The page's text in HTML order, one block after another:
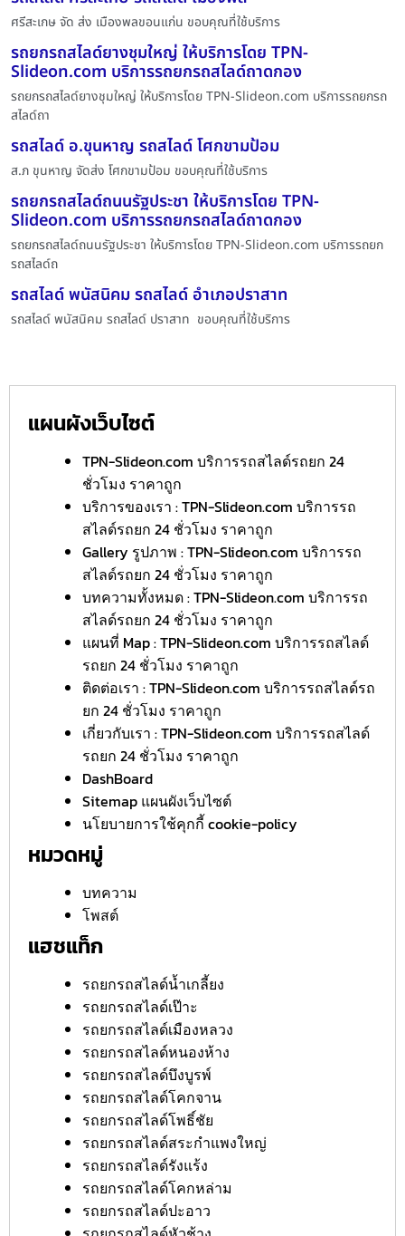
ศรีสะเกษ จัด ส่ง เมืองพลขอนแก่น ขอบคุณที่ใช้บริการ
รถยกรถสไลด์ยางชุมใหญ่ ให้บริการโดย TPN-
Slideon.com บริการรถยกรถสไลด์ถาดกอง
รถยกรถสไลด์ยางชุมใหญ่ ให้บริการโดย TPN-Slideon.com บริการรถยกรถ
สไลด์ถา
รถสไลด์ อ.ขุนหาญ รถสไลด์ โศกขามป้อม
ส.ภ ขุนหาญ จัดส่ง โศกขามป้อม ขอบคุณที่ใช้บริการ
รถยกรถสไลด์ถนนรัฐประชา ให้บริการโดย TPN-
Slideon.com บริการรถยกรถสไลด์ถาดกอง
รถยกรถสไลด์ถนนรัฐประชา ให้บริการโดย TPN-Slideon.com บริการรถยก
รถสไลด์ถ
รถสไลด์ พนัสนิคม รถสไลด์ อำเภอปราสาท
รถสไลด์ พนัสนิคม รถสไลด์ ปราสาท ขอบคุณที่ใช้บริการ
แผนผังเว็บไซต์
TPN-Slideon.com บริการรถสไลด์รถยก 24
ชั่วโมง ราคาถูก
บริการของเรา : TPN-Slideon.com บริการรถ
สไลด์รถยก 24 ชั่วโมง ราคาถูก
Gallery รูปภาพ : TPN-Slideon.com บริการรถ
สไลด์รถยก 24 ชั่วโมง ราคาถูก
บทความทั้งหมด : TPN-Slideon.com บริการรถ
สไลด์รถยก 24 ชั่วโมง ราคาถูก
แผนที่ Map : TPN-Slideon.com บริการรถสไลด์
รถยก 24 ชั่วโมง ราคาถูก
ติดต่อเรา : TPN-Slideon.com บริการรถสไลด์รถ
ยก 24 ชั่วโมง ราคาถูก
เกี่ยวกับเรา : TPN-Slideon.com บริการรถสไลด์
รถยก 24 ชั่วโมง ราคาถูก
DashBoard
Sitemap แผนผังเว็บไซต์
นโยบายการใช้คุกกี้ cookie-policy
หมวดหมู่
บทความ
โพสต์
แฮชแท็ก
รถยกรถสไลด์น้ำเกลี้ยง
รถยกรถสไลด์เป๊าะ
รถยกรถสไลด์เมืองหลวง
รถยกรถสไลด์หนองห้าง
รถยกรถสไลด์บึงบูรพ์
รถยกรถสไลด์โคกจาน
รถยกรถสไลด์โพธิ์ชัย
รถยกรถสไลด์สระกำแพงใหญ่
รถยกรถสไลด์รังแร้ง
รถยกรถสไลด์โคกหล่าม
รถยกรถสไลด์ปะอาว